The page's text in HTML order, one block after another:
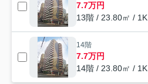
7.7万円
13階 / 23.80㎡ / 1K
14階
7.7万円
14階 / 23.80㎡ / 1K